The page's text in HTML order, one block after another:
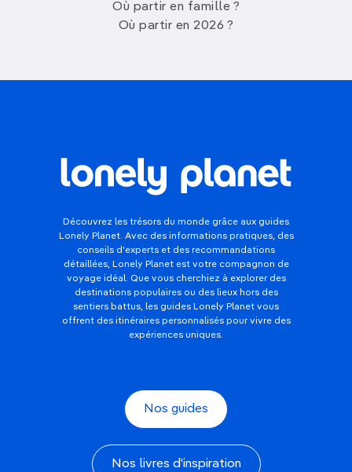
Où partir en famille ?
Où partir en 2026 ?
Découvrez les trésors du monde grâce aux guides
Lonely Planet. Avec des informations pratiques, des
conseils d'experts et des recommandations
détaillées, Lonely Planet est votre compagnon de
voyage idéal. Que vous cherchiez à explorer des
destinations populaires ou des lieux hors des
sentiers battus, les guides Lonely Planet vous
offrent des itinéraires personnalisés pour vivre des
expériences uniques.
Nos guides
Nos livres d'inspiration